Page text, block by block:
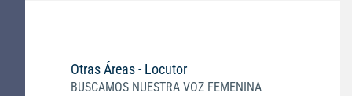
Otras Áreas - Locutor
BUSCAMOS NUESTRA VOZ FEMENINA